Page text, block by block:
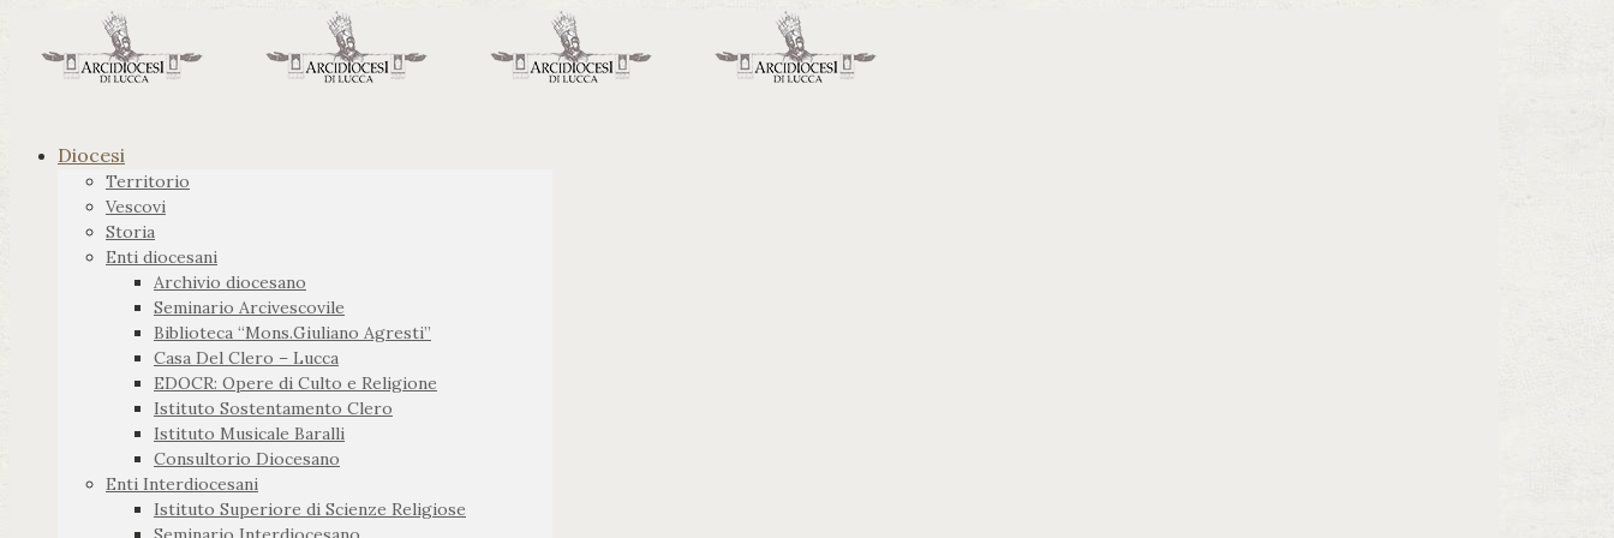
Diocesi
Territorio
Vescovi
Storia
Enti diocesani
Archivio diocesano
Seminario Arcivescovile
Biblioteca “Mons.Giuliano Agresti”
Casa Del Clero – Lucca
EDOCR: Opere di Culto e Religione
Istituto Sostentamento Clero
Istituto Musicale Baralli
Consultorio Diocesano
Enti Interdiocesani
Istituto Superiore di Scienze Religiose